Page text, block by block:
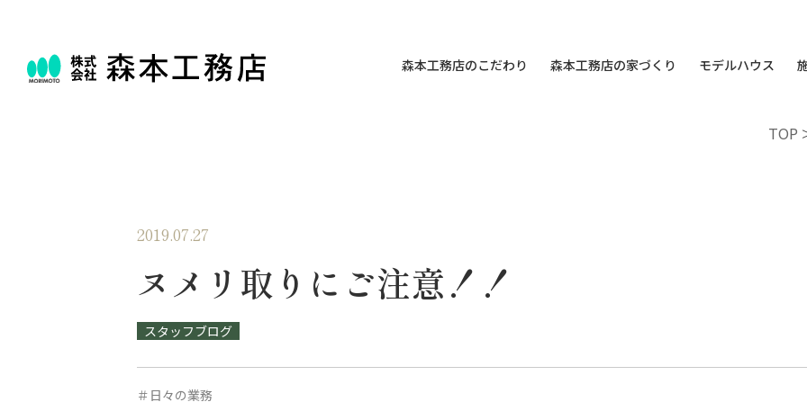
森本工務店のこだわり 森本工務店の家づくり モデルハウス
TOP
2019.07.27
ヌメリ取りにご注意！！
スタッフブログ
＃日々の業務